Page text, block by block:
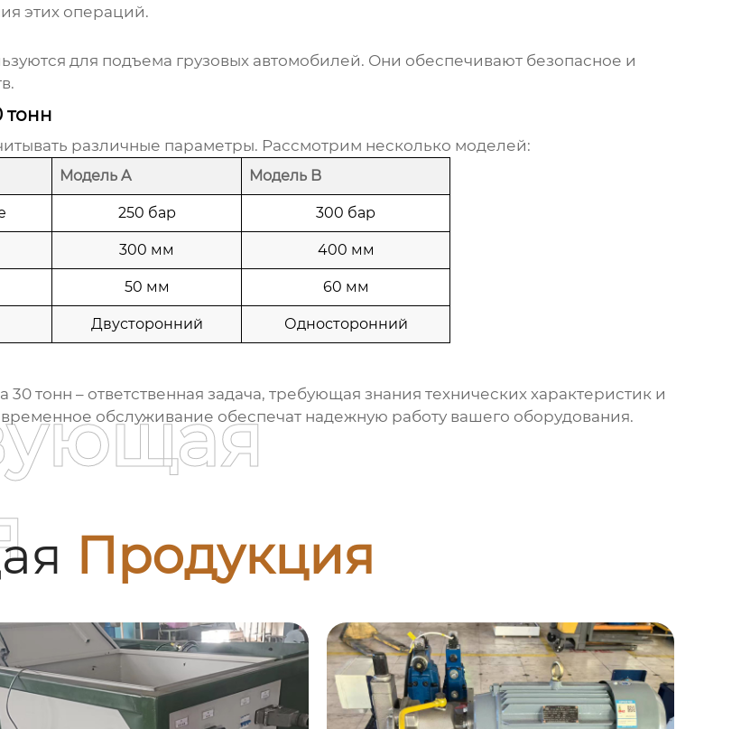
этих операций.
для подъема грузовых автомобилей. Они обеспечивают безопасное и
тонн
различные параметры. Рассмотрим несколько моделей:
Модель A Модель B
250 бар 300 бар
300 мм 400 мм
50 мм 60 мм
Двусторонний Односторонний
30 тонн – ответственная задача, требующая знания технических характеристик и
обслуживание обеспечат надежную работу вашего оборудования.
Продукция